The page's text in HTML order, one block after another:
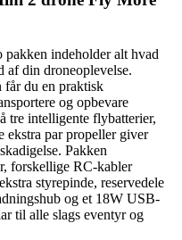
indeholder alt hvad
af din droneoplevelse.
får du en praktisk
og opbevare
tre intelligente flybatterier,
par propeller giver
Pakken
forskellige RC-kabler
styrepinde, reservedele
og et 18W USB-
til alle slags eventyr og